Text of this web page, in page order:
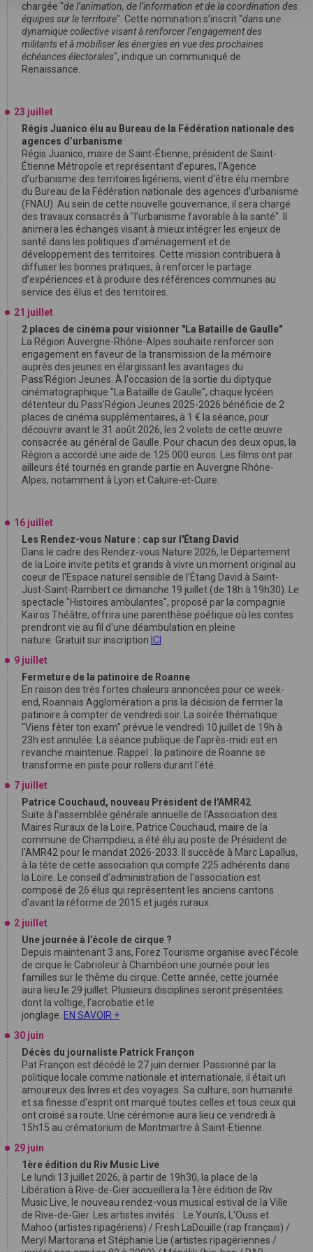
chargée "de l’animation, de l’information et de la coordination des
équipes sur le territoire". Cette nomination s’inscrit "dans une
dynamique collective visant à renforcer l’engagement des
militants et à mobiliser les énergies en vue des prochaines
échéances électorales", indique un communiqué de
Renaissance.
23 juillet
Régis Juanico élu au Bureau de la Fédération nationale des
agences d’urbanisme
Régis Juanico, maire de Saint-Étienne, président de Saint-
Étienne Métropole et représentant d’epures, l’Agence
d’urbanisme des territoires ligériens, vient d'être élu membre
du Bureau de la Fédération nationale des agences d’urbanisme
(FNAU). Au sein de cette nouvelle gouvernance, il sera chargé
des travaux consacrés à "l’urbanisme favorable à la santé". Il
animera les échanges visant à mieux intégrer les enjeux de
santé dans les politiques d’aménagement et de
développement des territoires. Cette mission contribuera à
diffuser les bonnes pratiques, à renforcer le partage
d’expériences et à produire des références communes au
service des élus et des territoires.
21 juillet
2 places de cinéma pour visionner "La Bataille de Gaulle"
La Région Auvergne-Rhône-Alpes souhaite renforcer son
engagement en faveur de la transmission de la mémoire
auprès des jeunes en élargissant les avantages du
Pass'Région Jeunes. À l'occasion de la sortie du diptyque
cinématographique "La Bataille de Gaulle", chaque lycéen
détenteur du Pass'Région Jeunes 2025-2026 bénéficie de 2
places de cinéma supplémentaires, à 1 € la séance, pour
découvrir avant le 31 août 2026, les 2 volets de cette œuvre
consacrée au général de Gaulle. Pour chacun des deux opus, la
Région a accordé une aide de 125 000 euros. Les films ont par
ailleurs été tournés en grande partie en Auvergne Rhône-
Alpes, notamment à Lyon et Caluire-et-Cuire.
16 juillet
Les Rendez-vous Nature : cap sur l'Étang David
Dans le cadre des Rendez-vous Nature 2026, le Département
de la Loire invite petits et grands à vivre un moment original au
coeur de l'Espace naturel sensible de l'Étang David à Saint-
Just-Saint-Rambert ce dimanche 19 juillet (de 18h à 19h30). Le
spectacle "Histoires ambulantes", proposé par la compagnie
Kaïros Théâtre, offrira une parenthèse poétique où les contes
prendront vie au fil d'une déambulation en pleine
nature. Gratuit sur inscription ICI
9 juillet
Fermeture de la patinoire de Roanne
En raison des très fortes chaleurs annoncées pour ce week-
end, Roannais Agglomération a pris la décision de fermer la
patinoire à compter de vendredi soir. La soirée thématique
"Viens fêter ton exam" prévue le vendredi 10 juillet de 19h à
23h est annulée. La séance publique de l’après-midi est en
revanche maintenue. Rappel : la patinoire de Roanne se
transforme en piste pour rollers durant l'été.
7 juillet
Patrice Couchaud, nouveau Président de l'AMR42
Suite à l'assemblée générale annuelle de l'Association des
Maires Ruraux de la Loire, Patrice Couchaud, maire de la
commune de Champdieu, a été élu au poste de Président de
l'AMR42 pour le mandat 2026-2033. Il succède à Marc Lapallus,
à la tête de cette association qui compte 225 adhérents dans
la Loire. Le conseil d'administration de l'association est
composé de 26 élus qui représentent les anciens cantons
d'avant la réforme de 2015 et jugés ruraux.
2 juillet
Une journée à l’école de cirque ?
Depuis maintenant 3 ans, Forez Tourisme organise avec l’école
de cirque le Cabrioleur à Chambéon une journée pour les
familles sur le thême du cirque. Cette année, cette journée
aura lieu le 29 juillet. Plusieurs disciplines seront présentées
dont la voltige, l’acrobatie et le
jonglage. EN SAVOIR +
30 juin
Décès du journaliste Patrick Françon
Pat Françon est décédé le 27 juin dernier. Passionné par la
politique locale comme nationale et internationale, il était un
amoureux des livres et des voyages. Sa culture, son humanité
et sa finesse d'esprit ont marqué toutes celles et tous ceux qui
ont croisé sa route. Une cérémonie aura lieu ce vendredi à
15h15 au crématorium de Montmartre à Saint-Etienne.
29 juin
1ère édition du Riv Music Live
Le lundi 13 juillet 2026, à partir de 19h30, la place de la
Libération à Rive-de-Gier accueillera la 1ère édition de Riv
Music Live, le nouveau rendez-vous musical estival de la Ville
de Rive-de-Gier. Les artistes invités : Le Youn’s, L'Ouss et
Mahoo (artistes ripagériens) / Fresh LaDouille (rap français) /
Meryl Martorana et Stéphanie Lie (artistes ripagériennes /